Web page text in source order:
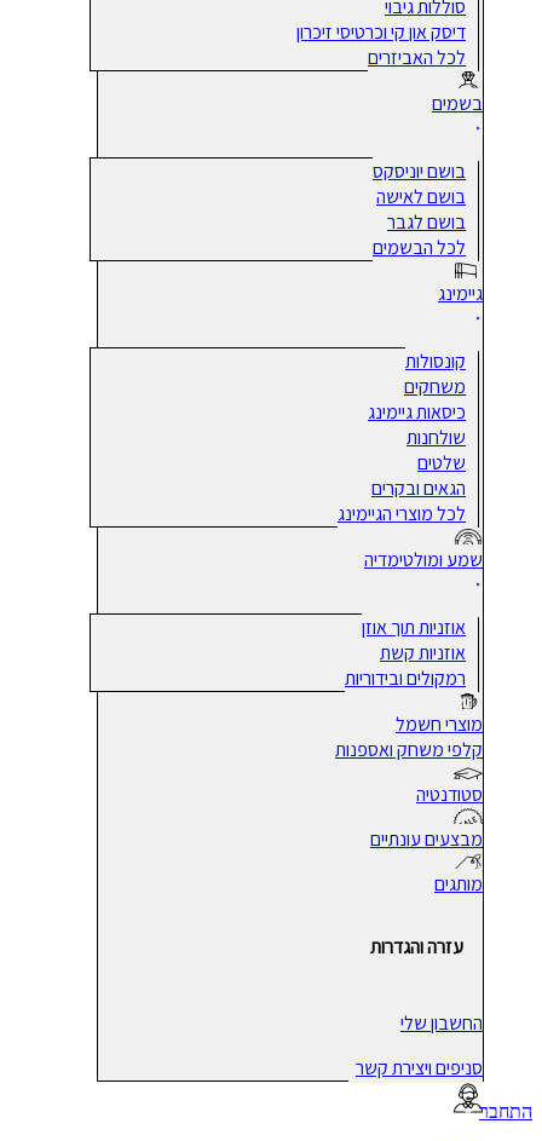
סוללות גיבוי
דיסק און קי וכרטיסי זיכרון
לכל האביזרים
בשמים
בושם יוניסקס
בושם לאישה
בושם לגבר
לכל הבשמים
גיימינג
קונסולות
משחקים
כיסאות גיימינג
שולחנות
שלטים
הגאים ובקרים
לכל מוצרי הגיימינג
שמע ומולטימדיה
אוזניות תוך אוזן
אוזניות קשת
רמקולים ובידוריות
מוצרי חשמל
קלפי משחק ואספנות
סטודנטיה
מבצעים עונתיים
מותגים
עזרה והגדרות
החשבון שלי
סניפים ויצירת קשר